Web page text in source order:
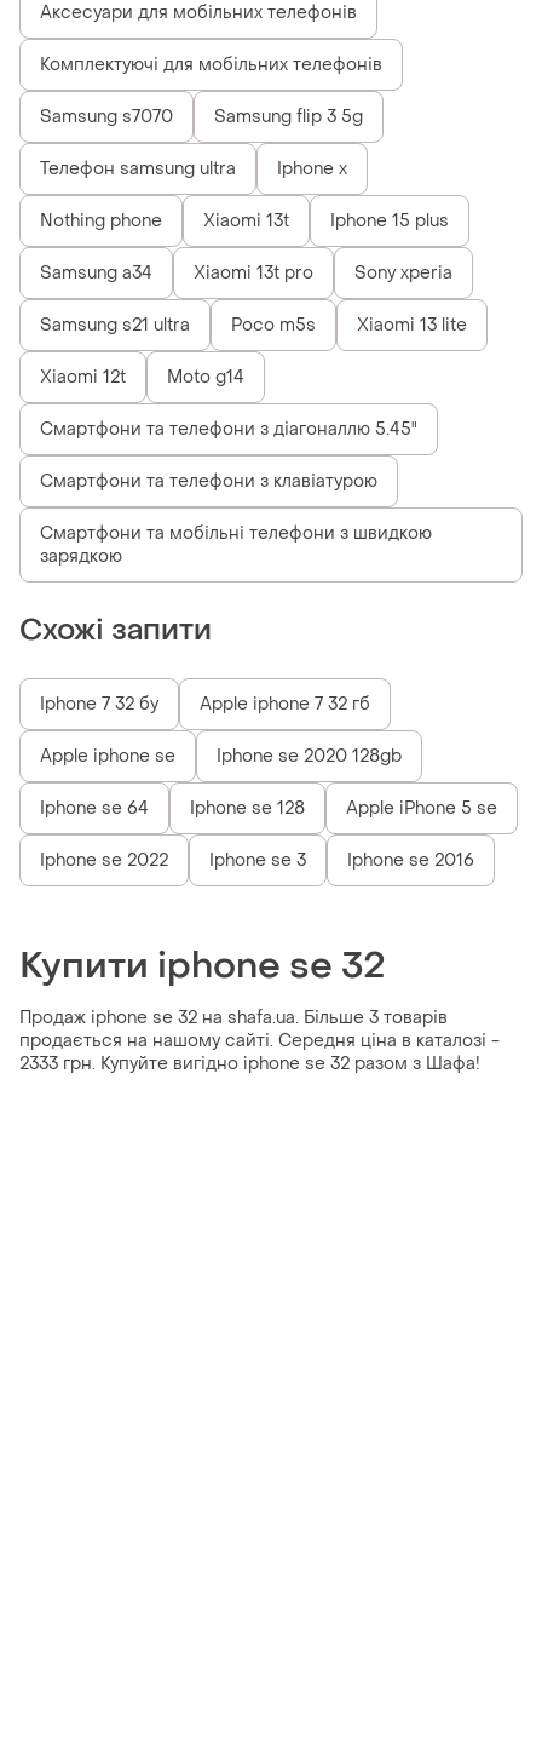
Аксесуари для мобільних телефонів
Комплектуючі для мобільних телефонів
Samsung s7070 Samsung flip 3 5g
Телефон samsung ultra Iphone x
Nothing phone Xiaomi 13t Iphone 15 plus
Samsung a34 Xiaomi 13t pro Sony xperia
Samsung s21 ultra Poco m5s Xiaomi 13 lite
Xiaomi 12t Moto g14
Смартфони та телефони з діагоналлю 5.45"
Смартфони та телефони з клавіатурою
Смартфони та мобільні телефони з швидкою
зарядкою
Схожі запити
Iphone 7 32 бу Apple iphone 7 32 гб
Apple iphone se Iphone se 2020 128gb
Iphone se 64 Iphone se 128 Apple iPhone 5 se
Iphone se 2022 Iphone se 3 Iphone se 2016
Купити iphone se 32
Продаж iphone se 32 на shafa.ua. Більше 3 товарів
продається на нашому сайті. Середня ціна в каталозі -
2333 грн. Купуйте вигідно iphone se 32 разом з Шафа!